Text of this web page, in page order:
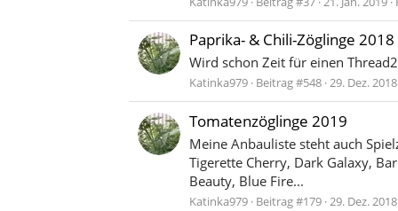
Paprika- & Chili-Zöglinge 2018
Wird schon Zeit für einen
Katinka979 Beitrag #548 29. Dez. 2018
Tomatenzöglinge 2019
Meine Anbauliste steht auch
Tigerette Cherry, Dark Galaxy,
Beauty, Blue Fire...
Katinka979 Beitrag #179 29. Dez. 2018